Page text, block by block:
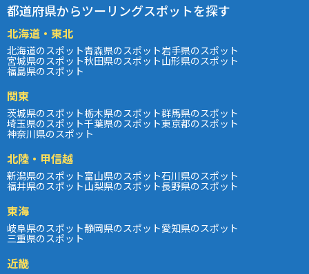
都道府県からツーリングスポットを探す
北海道・東北
北海道のスポット青森県のスポット岩手県のスポット
宮城県のスポット秋田県のスポット山形県のスポット
福島県のスポット
関東
茨城県のスポット栃木県のスポット群馬県のスポット
埼玉県のスポット千葉県のスポット東京都のスポット
神奈川県のスポット
北陸・甲信越
新潟県のスポット富山県のスポット石川県のスポット
福井県のスポット山梨県のスポット長野県のスポット
東海
岐阜県のスポット静岡県のスポット愛知県のスポット
三重県のスポット
近畿